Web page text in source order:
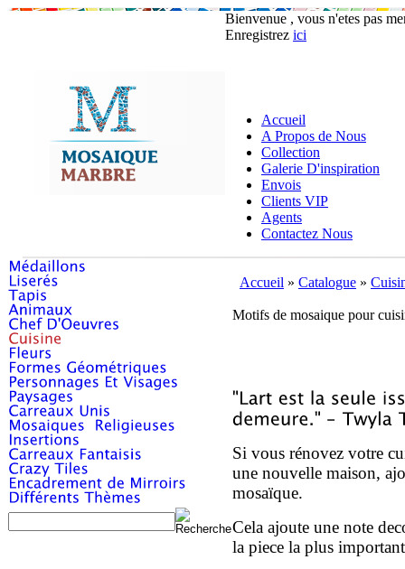
Bienvenue , vous n'etes pas
Enregistrez ici
Accueil
A Propos de Nous
Collection
Galerie D'inspiration
Envois
Clients VIP
Agents
Contactez Nous
Accueil » Catalogue »
Motifs de mosaique pour
Si vous rénovez votre
une nouvelle maison,
mosaïque.
Cela ajoute une note
la piece la plus